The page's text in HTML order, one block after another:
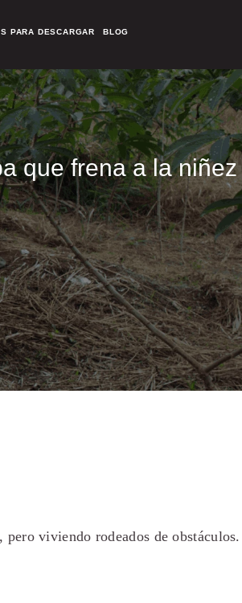
PARA DESCARGAR BLOG
que frena a la niñez
viviendo rodeados de obstáculos.